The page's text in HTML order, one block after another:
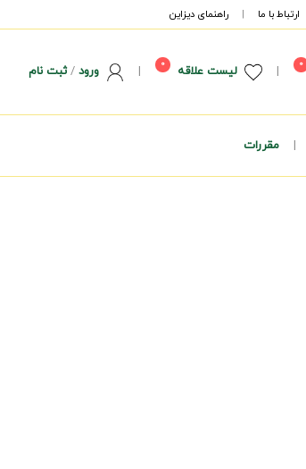
ارتباط با ما | راهنمای دیزاین
0
| لیست علاقه 0
| ورود/ثبت نام
| مقررات